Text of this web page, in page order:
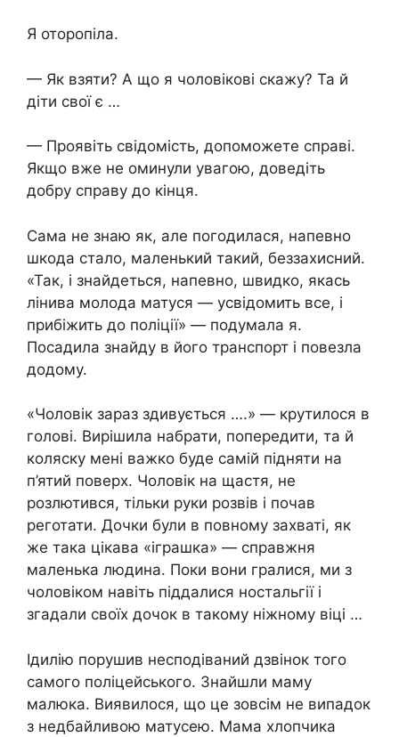
Я оторопіла.
— Як взяти? А що я чоловікові скажу? Та й
діти свої є …
— Проявіть свідомість, допоможете справі.
Якщо вже не оминули увагою, доведіть
добру справу до кінця.
Сама не знаю як, але погодилася, напевно
шкода стало, маленький такий, беззахисний.
«Так, і знайдеться, напевно, швидко, якась
лінива молода матуся — усвідомить все, і
прибіжить до поліції» — подумала я.
Посадила знайду в його транспорт і повезла
додому.
«Чоловік зараз здивується ….» — крутилося в
голові. Вирішила набрати, попередити, та й
коляску мені важко буде самій підняти на
п’ятий поверх. Чоловік на щастя, не
розлютився, тільки руки розвів і почав
реготати. Дочки були в повному захваті, як
же така цікава «іграшка» — справжня
маленька людина. Поки вони гралися, ми з
чоловіком навіть піддалися ностальгії і
згадали своїх дочок в такому ніжному віці …
Ідилію порушив несподіваний дзвінок того
самого поліцейського. Знайшли маму
малюка. Виявилося, що це зовсім не випадок
з недбайливою ​​матусею. Мама хлопчика